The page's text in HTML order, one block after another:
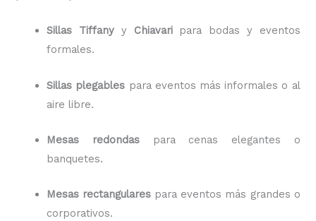
Sillas Tiffanyy Chiavaripara bodas y eventos
formales.
Sillas plegables para eventos más informales o al
aire libre.
Mesas redondaspara cenas elegantes o
banquetes.
Mesas rectangulares para eventos más grandes o
corporativos.